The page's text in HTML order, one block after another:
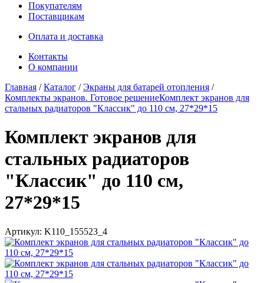
Покупателям
Поставщикам
Оплата и доставка
Контакты
О компании
Главная /Каталог /Экраны для батарей отопления /
Комплекты экранов. Готовое решениеКомплект экранов для
стальных радиаторов "Классик" до 110 см, 27*29*15
Комплект экранов для
стальных радиаторов
"Классик" до 110 см,
27*29*15
Артикул: K110_155523_4